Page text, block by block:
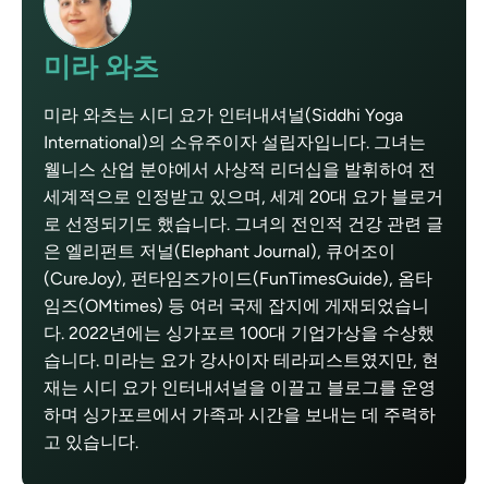
미라 와츠
미라 와츠는 시디 요가 인터내셔널(Siddhi Yoga
International)의 소유주이자 설립자입니다. 그녀는
웰니스 산업 분야에서 사상적 리더십을 발휘하여 전
세계적으로 인정받고 있으며, 세계 20대 요가 블로거
로 선정되기도 했습니다. 그녀의 전인적 건강 관련 글
은 엘리펀트 저널(Elephant Journal), 큐어조이
(CureJoy), 펀타임즈가이드(FunTimesGuide), 옴타
임즈(OMtimes) 등 여러 국제 잡지에 게재되었습니
다. 2022년에는 싱가포르 100대 기업가상을 수상했
습니다. 미라는 요가 강사이자 테라피스트였지만, 현
재는 시디 요가 인터내셔널을 이끌고 블로그를 운영
하며 싱가포르에서 가족과 시간을 보내는 데 주력하
고 있습니다.